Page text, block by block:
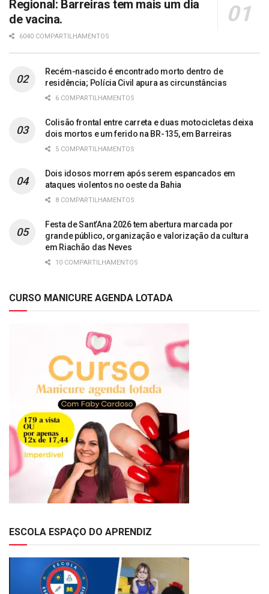
Regional: Barreiras tem mais um dia
de vacina.
6040 COMPARTILHAMENTOS
Recém-nascido é encontrado morto dentro de
residência; Polícia Civil apura as circunstâncias
6 COMPARTILHAMENTOS
Colisão frontal entre carreta e duas motocicletas deixa
dois mortos e um ferido na BR-135, em Barreiras
5 COMPARTILHAMENTOS
Dois idosos morrem após serem espancados em
ataques violentos no oeste da Bahia
8 COMPARTILHAMENTOS
Festa de Sant’Ana 2026 tem abertura marcada por
grande público, organização e valorização da cultura
em Riachão das Neves
10 COMPARTILHAMENTOS
CURSO MANICURE AGENDA LOTADA
ESCOLA ESPAÇO DO APRENDIZ